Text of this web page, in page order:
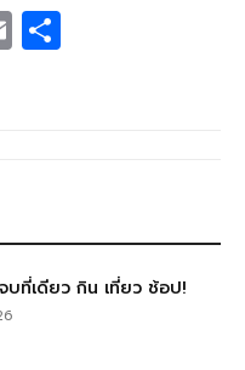
E
m
บที่เดียว กิน เที่ยว ช้อป!